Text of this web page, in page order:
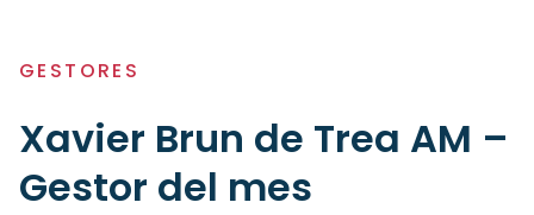
GESTORES
Xavier Brun de Trea AM –
Gestor del mes